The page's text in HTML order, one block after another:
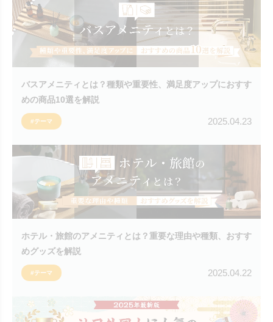
バスアメニティとは？種類や重要性、満足度アップにおすす
めの商品10選を解説
#テーマ 2025.04.23
ホテル・旅館のアメニティとは？重要な理由や種類、おすす
めグッズを解説
#テーマ 2025.04.22